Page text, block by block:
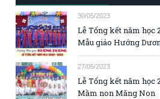
30/05/2023
Lễ Tổng kết năm học
Mẫu giáo Hướng
27/05/2023
Lễ Tổng kết năm học
Mầm non Măng Non